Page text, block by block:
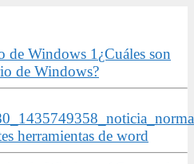
¿Cuáles son
de Windows?
herramientas de word